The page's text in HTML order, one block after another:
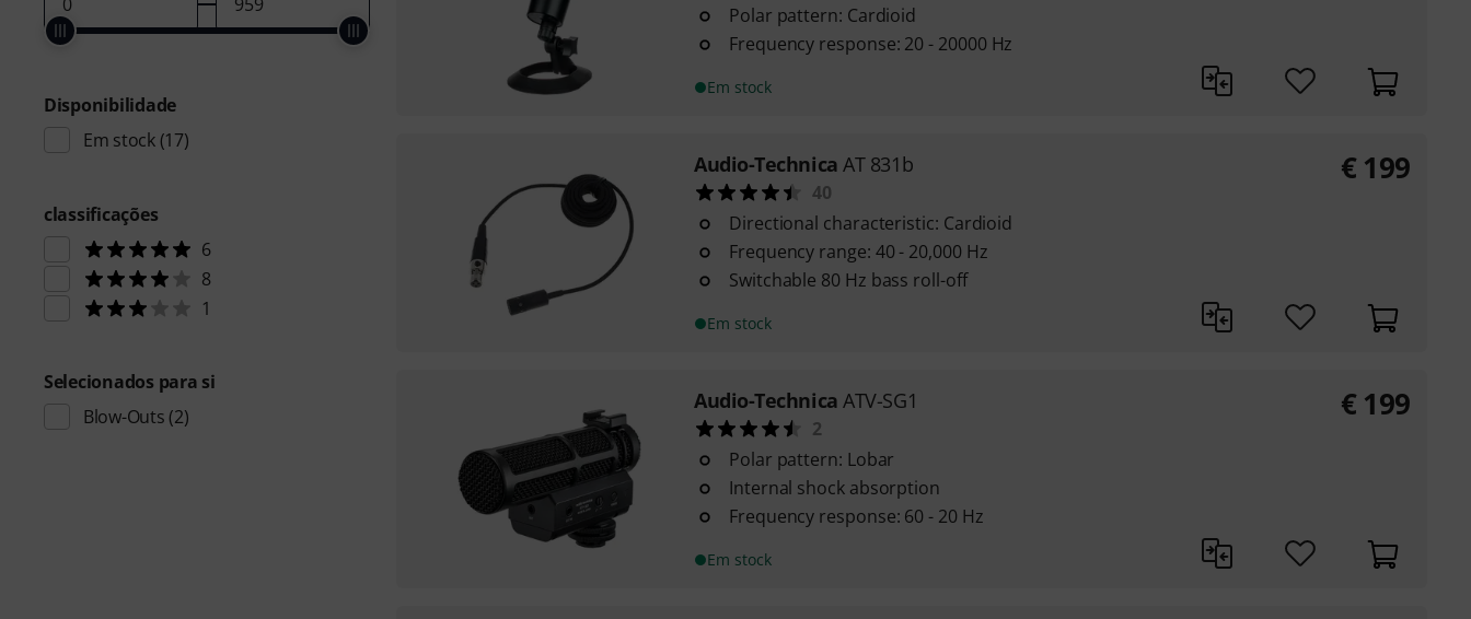
Disponibilidade
Em stock(17)
classificações
6
8
1
Selecionados para si
Blow-Outs (2)
Polar pattern: Cardioid
Frequency response: 20 - 20000 Hz
Em stock
Audio-Technica AT 831b
40
Directional characteristic: Cardioid
Frequency range: 40 - 20,000 Hz
Switchable 80 Hz bass roll-off
Em stock
€ 199
Audio-Technica ATV-SG1
2
Polar pattern: Lobar
Internal shock absorption
Frequency response: 60 - 20 Hz
Em stock
€ 199